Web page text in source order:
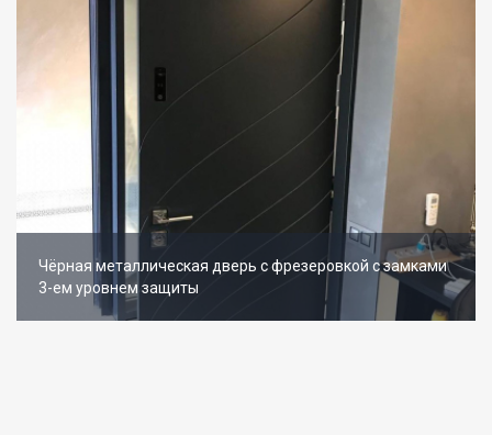
Чёрная металлическая дверь с фрезеровкой с замками
3-ем уровнем защиты